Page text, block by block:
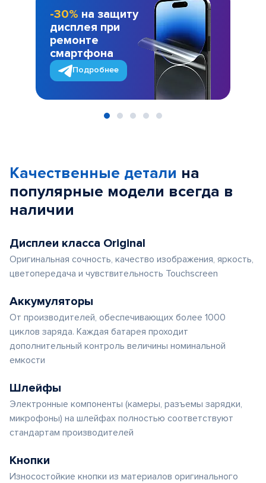
-30% на защиту
дисплея при
ремонте
смартфона
Подробнее
Качественные детали на
популярные модели всегда в
наличии
Дисплеи класса Original
Оригинальная сочность, качество изображения, яркость,
цветопередача и чувствительность Touchscreen
Аккумуляторы
От производителей, обеспечивающих более 1000
циклов заряда. Каждая батарея проходит
дополнительный контроль величины номинальной
емкости
Шлейфы
Электронные компоненты (камеры, разъемы зарядки,
микрофоны) на шлейфах полностью соответствуют
стандартам производителей
Кнопки
Износостойкие кнопки из материалов оригинального